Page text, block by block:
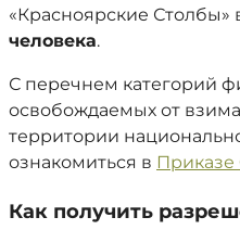
«Красноярские Столбы»
человека.
С перечнем категорий
освобождаемых от
территории
ознакомиться в
Как получить